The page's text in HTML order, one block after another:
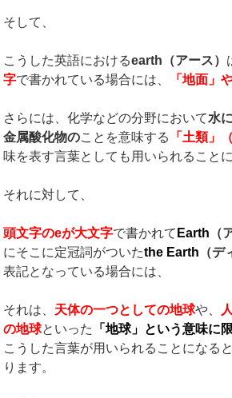
そして、
こうした英語におけるearth （アース）
字で書かれている場合には、 「地面」
さらには、化学などの分野において水
金属酸化物のことを意味する 「土類」
味を表す言葉としても用いられること
それに対して、
頭文字のeが大文字で書かれて Earth （
にそこに定冠詞がついたthe Earth （デ
表記となっている場合には、
それは、 天体の一つとしての地球や、
の地球といった 「地球」という意味に
こうした言葉が用いられることになる
ります。